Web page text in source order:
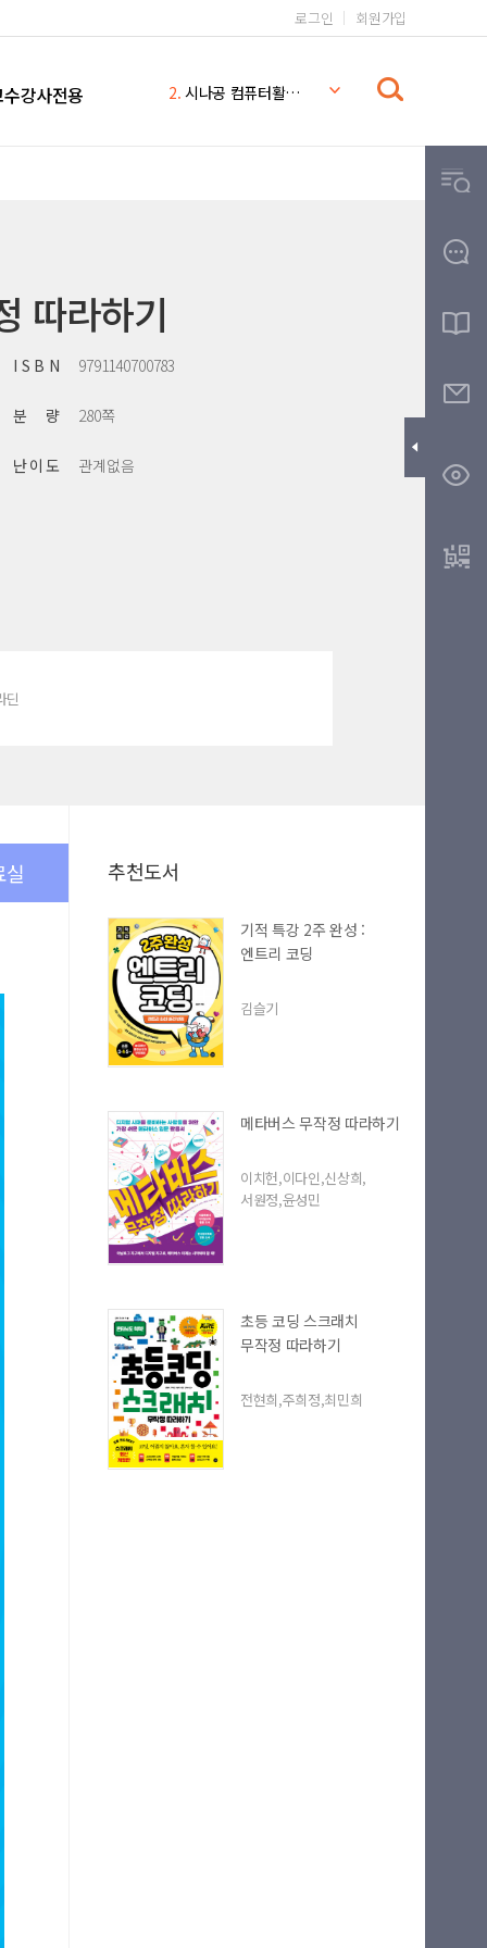
로그인 회원가입
수강사전용
3. 일본어 무작정 따라하기
따라하기
I S B N 9791140700783
분 량 280쪽
난 이 도 관계없음
딘
실 추천도서
기적 특강 2주 완성 :
엔트리 코딩
김슬기
메타버스 무작정 따라하기
이치헌,이다인,신상희,
서원정,윤성민
초등 코딩 스크래치
무작정 따라하기
전현희,주희정,최민희